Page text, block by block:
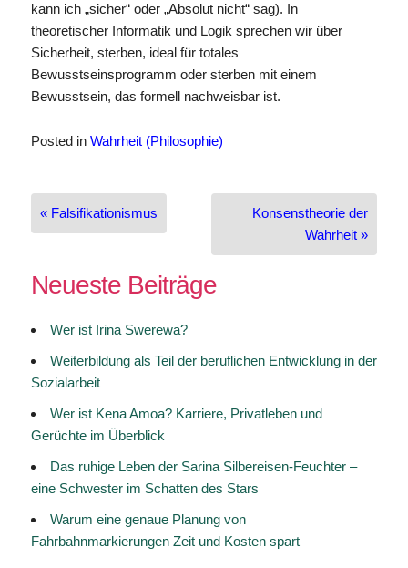
kann ich „sicher“ oder „Absolut nicht“ sag). In
theoretischer Informatik und Logik sprechen wir über
Sicherheit, sterben, ideal für totales
Bewusstseinsprogramm oder sterben mit einem
Bewusstsein, das formell nachweisbar ist.
Posted in Wahrheit (Philosophie)
Beitragsnavigation
« Falsifikationismus
Konsenstheorie der
Wahrheit »
Neueste Beiträge
Wer ist Irina Swerewa?
Weiterbildung als Teil der beruflichen Entwicklung in der
Sozialarbeit
Wer ist Kena Amoa? Karriere, Privatleben und
Gerüchte im Überblick
Das ruhige Leben der Sarina Silbereisen-Feuchter –
eine Schwester im Schatten des Stars
Warum eine genaue Planung von
Fahrbahnmarkierungen Zeit und Kosten spart